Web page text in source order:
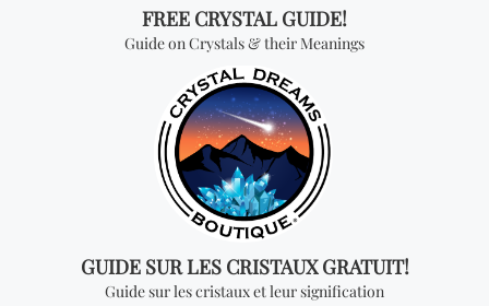
en gros, vous devrez faire une demande pour
devenir un distributeur officiel.
Vous cherchez quelque
chose de spécial? Jetez
un coup d'œil à nos
produits les plus
vendus!